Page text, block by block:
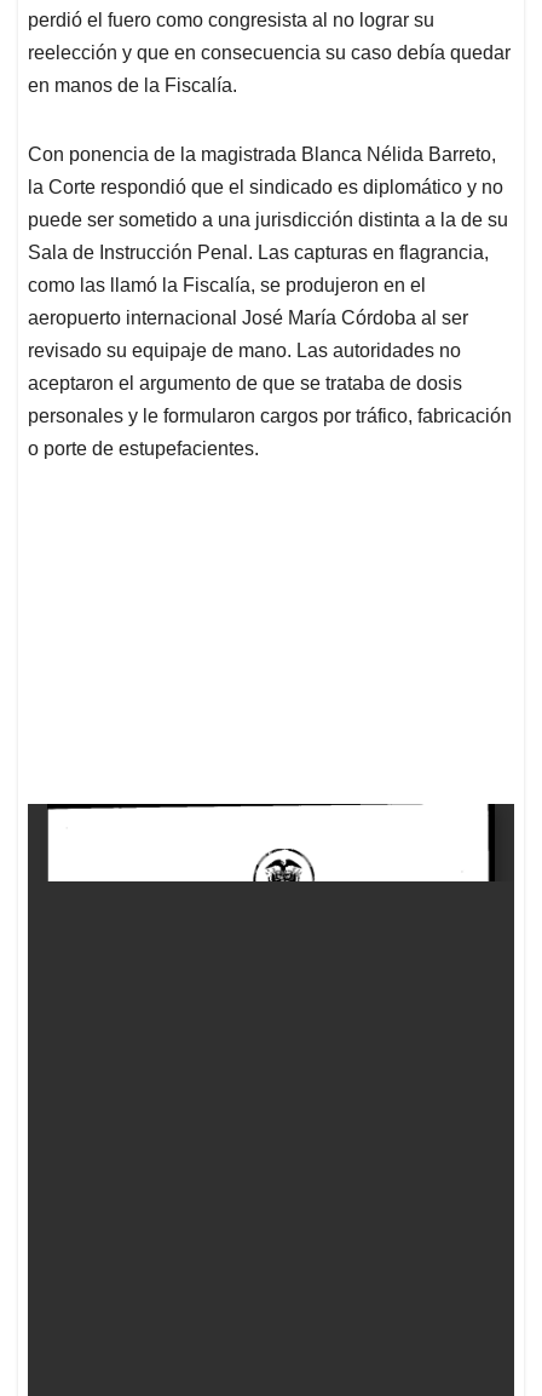
perdió el fuero como congresista al no lograr su
reelección y que en consecuencia su caso debía quedar
en manos de la Fiscalía.
Con ponencia de la magistrada Blanca Nélida Barreto,
la Corte respondió que el sindicado es diplomático y no
puede ser sometido a una jurisdicción distinta a la de su
Sala de Instrucción Penal. Las capturas en flagrancia,
como las llamó la Fiscalía, se produjeron en el
aeropuerto internacional José María Córdoba al ser
revisado su equipaje de mano. Las autoridades no
aceptaron el argumento de que se trataba de dosis
personales y le formularon cargos por tráfico, fabricación
o porte de estupefacientes.